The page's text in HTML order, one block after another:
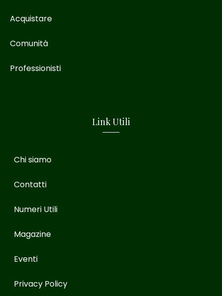
Acquistare
Comunità
Professionisti
Link Utili
Chi siamo
Contatti
Numeri Utili
Magazine
Eventi
Privacy Policy